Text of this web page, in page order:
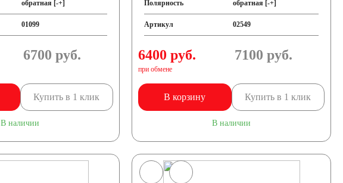
обратная [-+]
01099
6700 руб.
Купить в 1 клик
В наличии
Полярность обратная [-+]
Артикул 02549
6400 руб.
при обмене
7100 руб.
В корзину Купить в 1 клик
В наличии